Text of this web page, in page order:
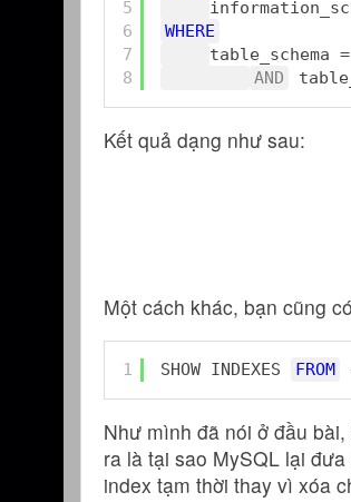
5
6
7
8
WHERE
table_schema =
AND
Kết quả dạng như sau:
Một cách khác, bạn cũng
1 SHOW INDEXES FROM
Như mình đã nói ở đầu
ra là tại sao MySQL lại
index tạm thời thay vì xóa